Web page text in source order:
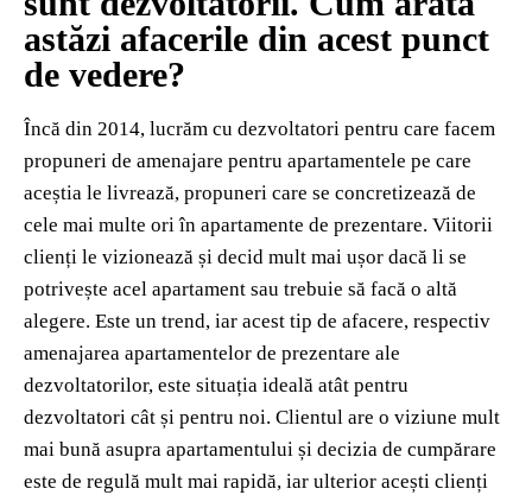
astăzi afacerile din acest punct
de vedere?
Încă din 2014, lucrăm cu dezvoltatori pentru care facem
propuneri de amenajare pentru apartamentele pe care
aceștia le livrează, propuneri care se concretizează de
cele mai multe ori în apartamente de prezentare. Viitorii
clienți le vizionează și decid mult mai ușor dacă li se
potrivește acel apartament sau trebuie să facă o altă
alegere. Este un trend, iar acest tip de afacere, respectiv
amenajarea apartamentelor de prezentare ale
dezvoltatorilor, este situația ideală atât pentru
dezvoltatori cât și pentru noi. Clientul are o viziune mult
mai bună asupra apartamentului și decizia de cumpărare
este de regulă mult mai rapidă, iar ulterior acești clienți